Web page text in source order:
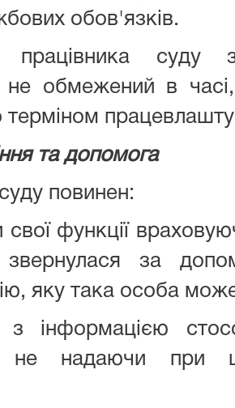
обов'язків.
суду
не обмежений в
терміном
та допомога
повинен:
свої функції
за
яку така особа
з інформацією
не надаючи при